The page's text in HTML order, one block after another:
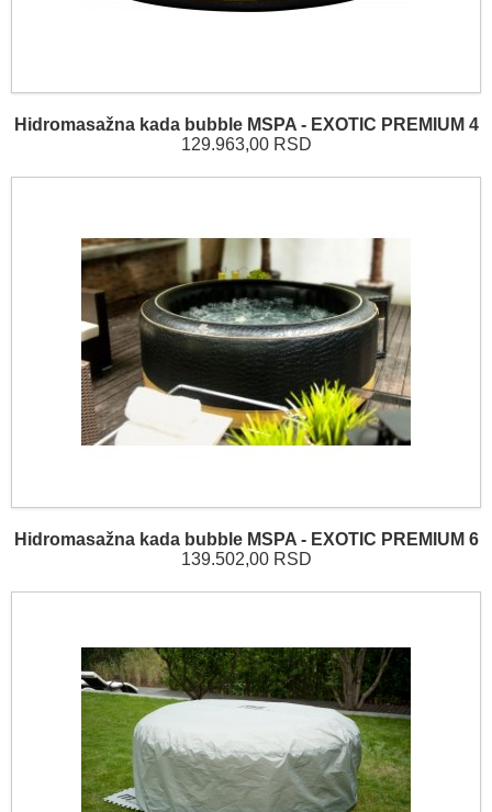
Hidromasažna kada bubble MSPA - EXOTIC PREMIUM 4
129.963,00 RSD
Hidromasažna kada bubble MSPA - EXOTIC PREMIUM 6
139.502,00 RSD